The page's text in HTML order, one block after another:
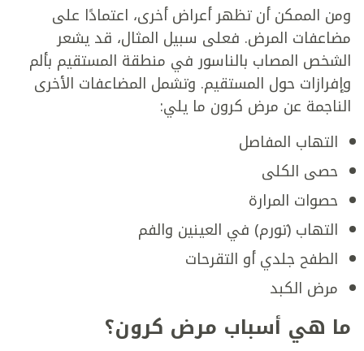
ومن الممكن أن تظهر أعراض أخرى، اعتمادًا على
مضاعفات المرض. فعلى سبيل المثال، قد يشعر
الشخص المصاب بالناسور في منطقة المستقيم بألم
وإفرازات حول المستقيم. وتشمل المضاعفات الأخرى
الناجمة عن مرض كرون ما يلي:
التهاب المفاصل
حصى الكلى
حصوات المرارة
التهاب (تورم) في العينين والفم
الطفح جلدي أو التقرحات
مرض الكبد
ما هي أسباب مرض كرون؟